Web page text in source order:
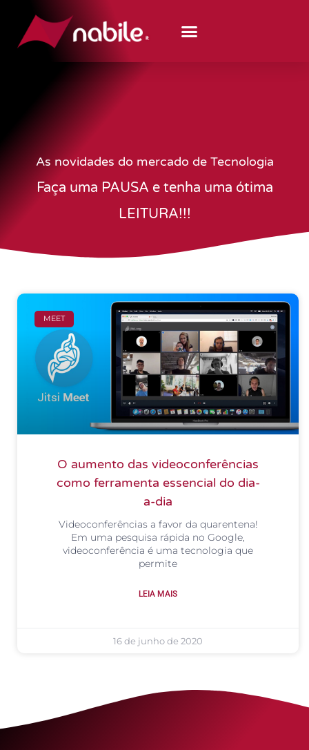
As novidades do mercado de Tecnologia
Faça uma PAUSA e tenha uma ótima
LEITURA!!!
MEET
O aumento das videoconferências
como ferramenta essencial do dia-
a-dia
Videoconferências a favor da quarentena!
Em uma pesquisa rápida no Google,
videoconferência é uma tecnologia que
permite
LEIA MAIS
16 de junho de 2020